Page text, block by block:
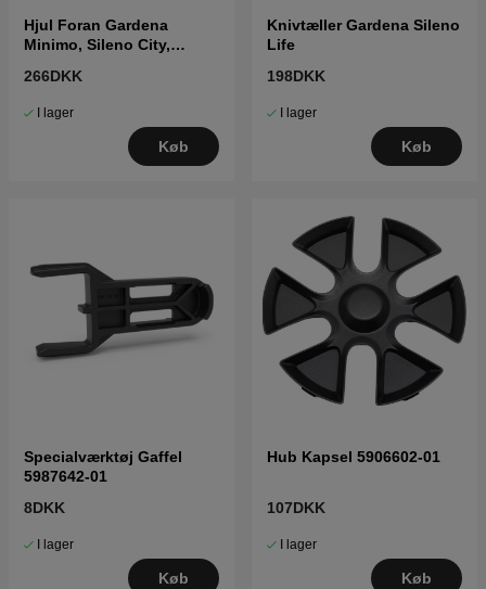
Hjul Foran Gardena
Minimo, Sileno City,
266DKK
I lager
Køb
Knivtæller Gardena Sileno
Life
198DKK
I lager
Køb
Specialværktøj Gaffel
5987642-01
8DKK
I lager
Køb
Hub Kapsel 5906602-01
107DKK
I lager
Køb